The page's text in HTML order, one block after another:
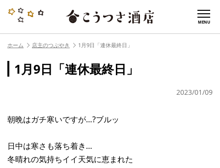
MENU
ホーム 店主のつぶやき 1月9日「連休最終日」
1月9日「連休最終日」
2023/01/09
朝晩はガチ寒いですが…?ブルッ
日中は寒さも落ち着き…
冬晴れの気持ちイイ天気に恵まれた